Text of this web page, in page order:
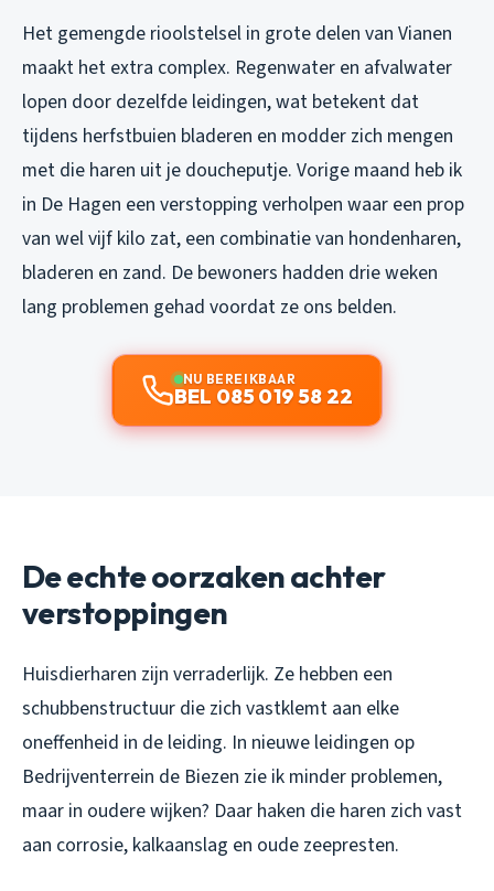
Het gemengde rioolstelsel in grote delen van Vianen
maakt het extra complex. Regenwater en afvalwater
lopen door dezelfde leidingen, wat betekent dat
tijdens herfstbuien bladeren en modder zich mengen
met die haren uit je doucheputje. Vorige maand heb ik
in De Hagen een verstopping verholpen waar een prop
van wel vijf kilo zat, een combinatie van hondenharen,
bladeren en zand. De bewoners hadden drie weken
lang problemen gehad voordat ze ons belden.
NU BEREIKBAAR
BEL 085 019 58 22
De echte oorzaken achter
verstoppingen
Huisdierharen zijn verraderlijk. Ze hebben een
schubbenstructuur die zich vastklemt aan elke
oneffenheid in de leiding. In nieuwe leidingen op
Bedrijventerrein de Biezen zie ik minder problemen,
maar in oudere wijken? Daar haken die haren zich vast
aan corrosie, kalkaanslag en oude zeepresten.